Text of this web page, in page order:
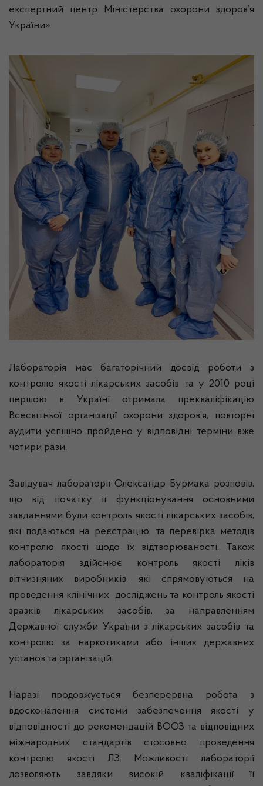
експертний центр Міністерства охорони здоров’я
України».
Лабораторія має багаторічний досвід роботи з
контролю якості лікарських засобів та у 2010 році
першою в Україні отримала прекваліфікацію
Всесвітньої організації охорони здоров’я, повторні
аудити успішно пройдено у відповідні терміни вже
чотири рази.
Завідувач лабораторії Олександр Бурмака розповів,
що від початку її функціонування основними
завданнями були контроль якості лікарських засобів,
які подаються на реєстрацію, та перевірка методів
контролю якості щодо їх відтворюваності. Також
лабораторія здійснює контроль якості ліків
вітчизняних виробників, які спрямовуються на
проведення клінічних досліджень та контроль якості
зразків лікарських засобів, за направленням
Державної служби України з лікарських засобів та
контролю за наркотиками або інших державних
установ та організацій.
Наразі продовжується безперервна робота з
вдосконалення системи забезпечення якості у
відповідності до рекомендацій ВООЗ та відповідних
міжнародних стандартів стосовно проведення
контролю якості ЛЗ. Можливості лабораторії
дозволяють завдяки високій кваліфікації її